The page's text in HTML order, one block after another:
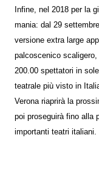
Infine, nel 2018 per la
mania: dal 29
versione extra large
palcoscenico
200.00 spettatori in
teatrale più visto in
Verona riaprirà la
poi proseguirà fino alla
importanti teatri italiani.